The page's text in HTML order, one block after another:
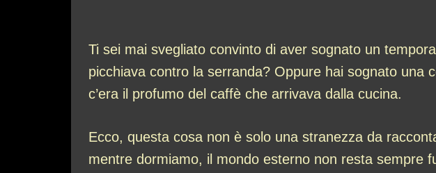
Ti sei mai svegliato convinto di aver sognato un
picchiava contro la serranda? Oppure hai sognato
c’era il profumo del caffè che arrivava dalla cucina.
Ecco, questa cosa non è solo una stranezza da
mentre dormiamo, il mondo esterno non resta sempre